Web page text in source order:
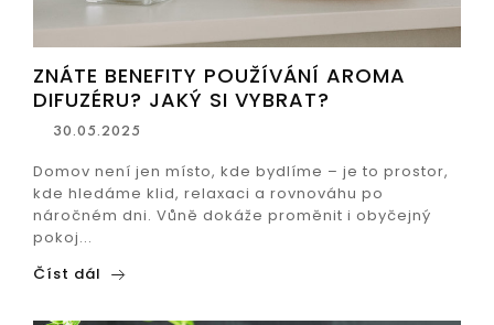
ZNÁTE BENEFITY POUŽÍVÁNÍ AROMA
DIFUZÉRU? JAKÝ SI VYBRAT?
30.05.2025
Domov není jen místo, kde bydlíme – je to prostor,
kde hledáme klid, relaxaci a rovnováhu po
náročném dni. Vůně dokáže proměnit i obyčejný
pokoj...
Číst dál